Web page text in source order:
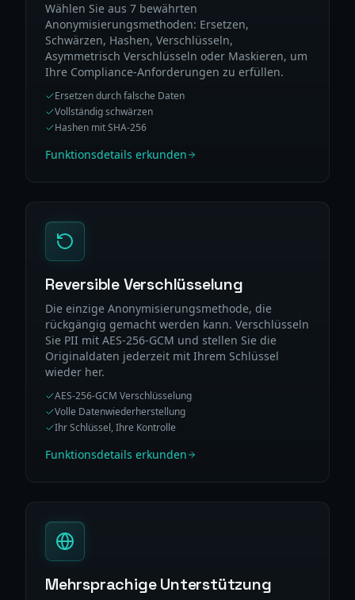
Wählen Sie aus 7 bewährten
Anonymisierungsmethoden: Ersetzen,
Schwärzen, Hashen, Verschlüsseln,
Asymmetrisch Verschlüsseln oder Maskieren, um
Ihre Compliance-Anforderungen zu erfüllen.
Ersetzen durch falsche Daten
Vollständig schwärzen
Hashen mit SHA-256
Funktionsdetails erkunden
Reversible Verschlüsselung
Die einzige Anonymisierungsmethode, die
rückgängig gemacht werden kann. Verschlüsseln
Sie PII mit AES-256-GCM und stellen Sie die
Originaldaten jederzeit mit Ihrem Schlüssel
wieder her.
AES-256-GCM Verschlüsselung
Volle Datenwiederherstellung
Ihr Schlüssel, Ihre Kontrolle
Funktionsdetails erkunden
Mehrsprachige Unterstützung